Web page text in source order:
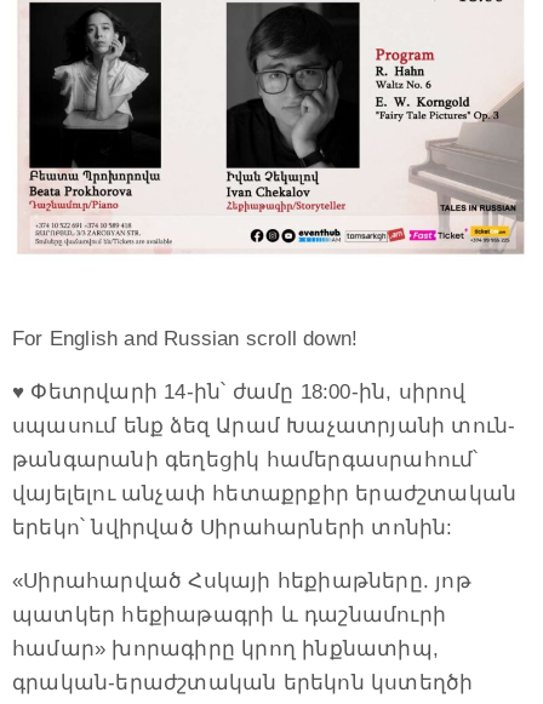
For English and Russian scroll down!
♥️ Փետրվարի 14-ին՝ ժամը 18:00-ին, սիրով
սպասում ենք ձեզ Արամ Խաչատրյանի տուն-
թանգարանի գեղեցիկ համերգասրահում՝
վայելելու անչափ հետաքրքիր երաժշտական
երեկո՝ նվիրված Սիրահարների տոնին:
«Սիրահարված Հսկայի հեքիաթները. յոթ
պատկեր հեքիաթագրի և դաշնամուրի
համար» խորագիրը կրող ինքնատիպ,
գրական-երաժշտական երեկոն կստեղծի